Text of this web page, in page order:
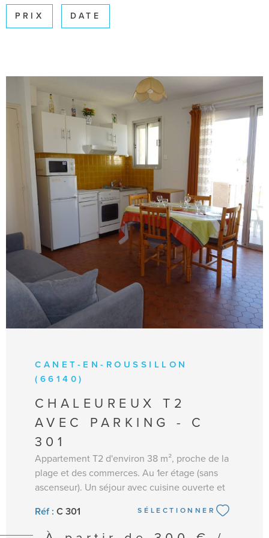
PRIX DATE
CANET-EN-ROUSSILLON
(66140)
CHALEUREUX T2
AVEC PARKING - C
301
Appartement T2 d'environ 38 m², proche de la
plage et des commerces. Au 1er étage (sans
ascenseur). Un séjour avec cuisine ouverte et
équipée : frigo/congélateur, gazinière, micro-
ondes, grille pain, nécessaire de vaisselle. Coin
séjour avec canapé convertible (couchage 2
Réf : C 301 SÉLECTIONNER
VOIR LE BIEN
CRITÈRES SUPPLÉMENTAIRES
Piscine
Parking
Terrasse
RECHERCHER